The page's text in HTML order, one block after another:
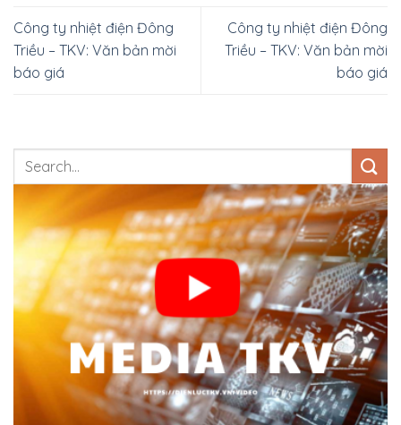
Công ty nhiệt điện Đông
Triều – TKV: Văn bản mời
báo giá
Công ty nhiệt điện Đông
Triều – TKV: Văn bản mời
báo giá